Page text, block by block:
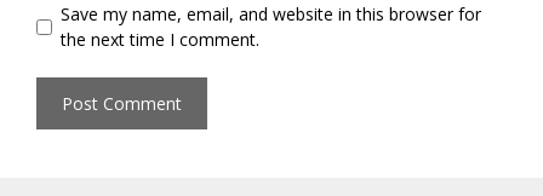
Save my name, email, and website in this browser for
the next time I comment.